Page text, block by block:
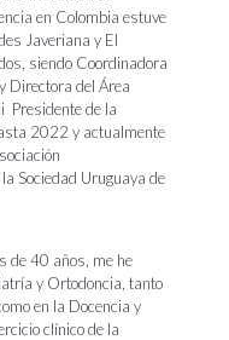
en Colombia estuve
Javeriana y El
siendo Coordinadora
Directora del Área
Presidente de la
2022 y actualmente
Sociedad Uruguaya de
de 40 años, me he
y Ortodoncia, tanto
en la Docencia y
clínico de la